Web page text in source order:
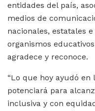
entidades del país,
medios de
nacionales, estatales
organismos
agradece y reconoce.
“Lo que hoy ayudó en
potenciará para
inclusiva y con